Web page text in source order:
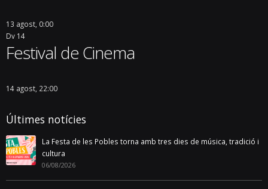
13 agost, 0:00
Dv 14
Festival de Cinema
14 agost, 22:00
Últimes notícies
La Festa de les Pobles torna amb tres dies de música, tradició i
cultura
06/08/2026